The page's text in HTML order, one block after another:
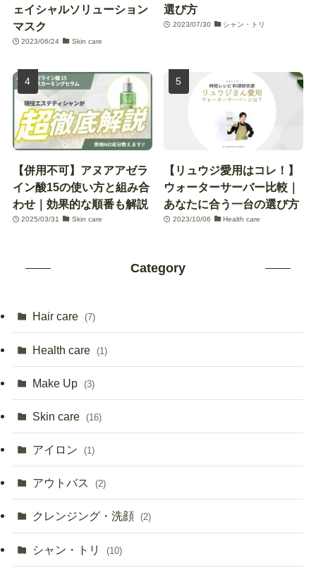
ェイシャルソリューション
マスク
2023/06/24 Skin care
選び方
2023/07/30 シャン・トリ
【併用不可】アヌアアゼラ
イン酸15の使い方と組み合
わせ｜効果的な順番も解説
2025/03/31 Skin care
【リュウジ愛用はコレ！】
ウォーターサーバー比較｜
あなたに合う一台の選び方
2023/10/06 Health care
Category
Hair care (7)
Health care (1)
Make Up (3)
Skin care (16)
アイロン (1)
アウトバス (2)
クレンジング・洗顔 (2)
シャン・トリ (10)